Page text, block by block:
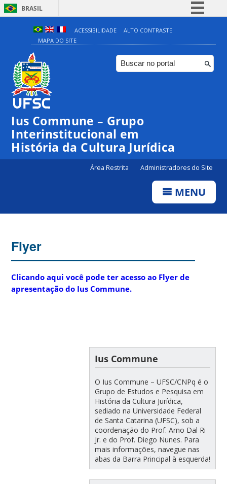
BRASIL
Simplifique!
Comunica BR
Participe
ACESSIBILIDADE
ALTO CONTRASTE
MAPA DO SITE
Ius Commune – Grupo
Interinstitucional em
História da Cultura Jurídica
Área Restrita Administradores do Site
MENU
Flyer
Clicando aqui você pode ter acesso ao Flyer de
apresentação do Ius Commune.
Ius Commune
O Ius Commune – UFSC/CNPq é o
Grupo de Estudos e Pesquisa em
História da Cultura Jurídica,
sediado na Universidade Federal
de Santa Catarina (UFSC), sob a
coordenação do Prof. Arno Dal Ri
Jr. e do Prof. Diego Nunes. Para
mais informações, navegue nas
abas da Barra Principal à esquerda!